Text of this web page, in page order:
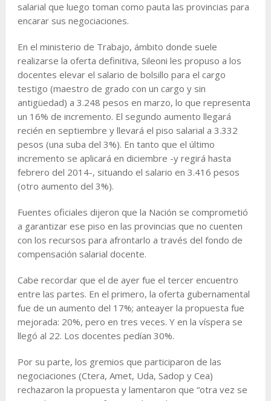
salarial que luego toman como pauta las provincias para
encarar sus negociaciones.
En el ministerio de Trabajo, ámbito donde suele
realizarse la oferta definitiva, Sileoni les propuso a los
docentes elevar el salario de bolsillo para el cargo
testigo (maestro de grado con un cargo y sin
antigüedad) a 3.248 pesos en marzo, lo que representa
un 16% de incremento. El segundo aumento llegará
recién en septiembre y llevará el piso salarial a 3.332
pesos (una suba del 3%). En tanto que el último
incremento se aplicará en diciembre -y regirá hasta
febrero del 2014-, situando el salario en 3.416 pesos
(otro aumento del 3%).
Fuentes oficiales dijeron que la Nación se comprometió
a garantizar ese piso en las provincias que no cuenten
con los recursos para afrontarlo a través del fondo de
compensación salarial docente.
Cabe recordar que el de ayer fue el tercer encuentro
entre las partes. En el primero, la oferta gubernamental
fue de un aumento del 17%; anteayer la propuesta fue
mejorada: 20%, pero en tres veces. Y en la víspera se
llegó al 22. Los docentes pedían 30%.
Por su parte, los gremios que participaron de las
negociaciones (Ctera, Amet, Uda, Sadop y Cea)
rechazaron la propuesta y lamentaron que “otra vez se